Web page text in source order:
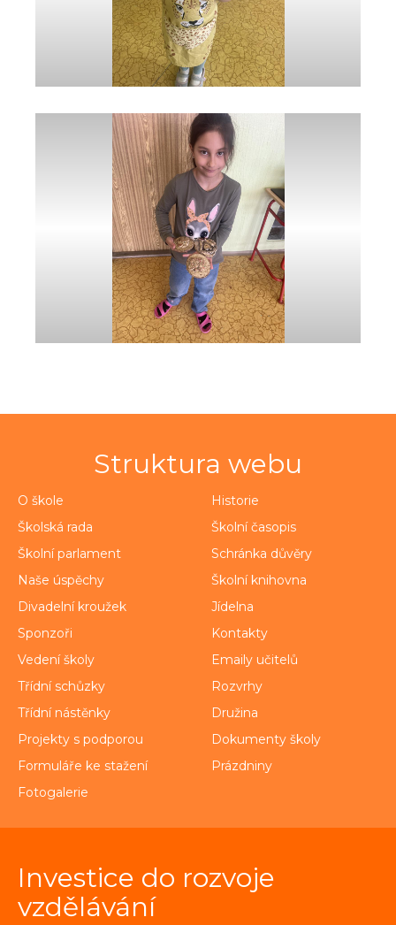
Struktura webu
O škole
Historie
Školská rada
Školní časopis
Školní parlament
Schránka důvěry
Naše úspěchy
Školní knihovna
Divadelní kroužek
Jídelna
Sponzoři
Kontakty
Vedení školy
Emaily učitelů
Třídní schůzky
Rozvrhy
Třídní nástěnky
Družina
Projekty s podporou
Dokumenty školy
Formuláře ke stažení
Prázdniny
Fotogalerie
Investice do rozvoje
vzdělávání